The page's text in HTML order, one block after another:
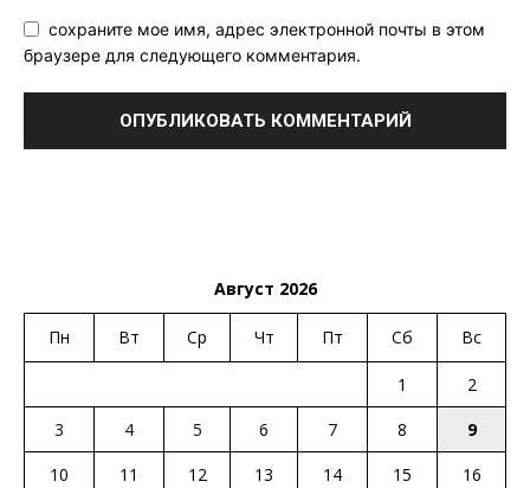
сохраните мое имя, адрес электронной почты в этом
браузере для следующего комментария.
Август 2026
Пн Вт Ср Чт Пт Сб Вс
1
2
3
4 5 6 7 8
9
10
11 12 13 14 15
16